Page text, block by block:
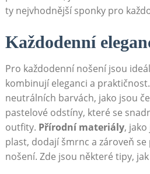
ty nejvhodnější sponky pro
Každodenní
Pro každodenní nošení jsou
kombinují eleganci a
neutrálních barvách, ⁤jako jsou
pastelové odstíny, které se
outfity. Přírodní materiály,
plast, dodají ​šmrnc a zároveň
nošení. Zde⁢ jsou některé tipy,